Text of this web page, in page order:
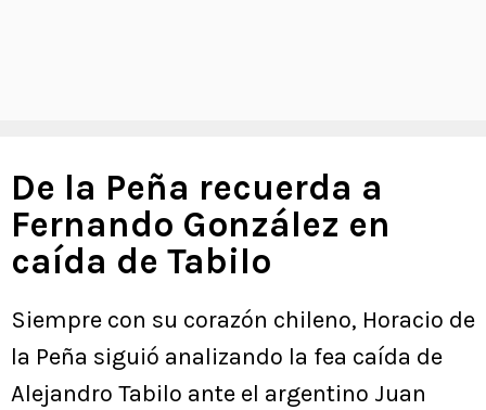
De la Peña recuerda a
Fernando González en
caída de Tabilo
Siempre con su corazón chileno, Horacio de
la Peña siguió analizando la fea caída de
Alejandro Tabilo ante el argentino Juan